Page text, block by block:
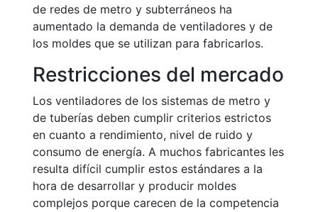
de redes de metro y subterráneos ha
aumentado la demanda de ventiladores y de
los moldes que se utilizan para fabricarlos.
Restricciones del mercado
Los ventiladores de los sistemas de metro y
de tuberías deben cumplir criterios estrictos
en cuanto a rendimiento, nivel de ruido y
consumo de energía. A muchos fabricantes les
resulta difícil cumplir estos estándares a la
hora de desarrollar y producir moldes
complejos porque carecen de la competencia